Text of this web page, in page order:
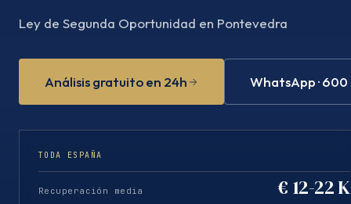
Ley de Segunda Oportunidad en Pontevedra
Análisis gratuito en 24h WhatsApp ·
TODA ESPAÑA
Recuperación media € 12-22 K